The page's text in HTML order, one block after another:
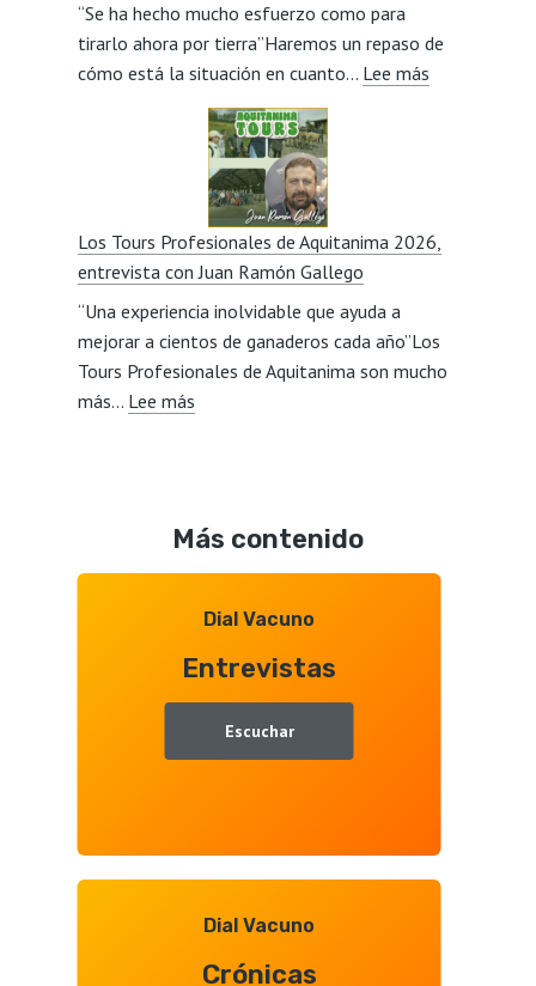
de
un
cebadero?,
entrevista
con
Javier
Lillo
“Se ha hecho mucho esfuerzo como para
tirarlo ahora por tierra”Haremos un repaso de
cómo está la situación en cuanto… Lee más:
relevo
y
Mercosur,
Los Tours Profesionales de Aquitanima 2026,
entrevista con Juan Ramón Gallego
“Una experiencia inolvidable que ayuda a
mejorar a cientos de ganaderos cada año”Los
Tours Profesionales de Aquitanima son mucho
más… Lee más:
Aquitanima
2026,
entrevista
Juan
Ramón
Gallego
Más contenido
Dial Vacuno
Entrevistas
Escuchar
Dial Vacuno
Crónicas